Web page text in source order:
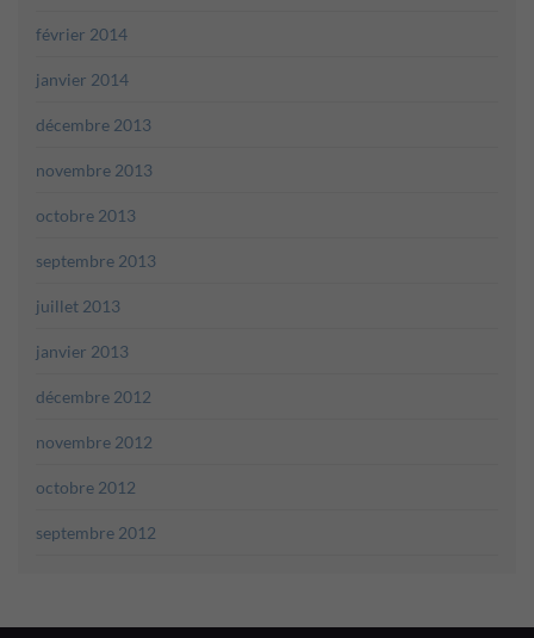
février 2014
janvier 2014
décembre 2013
novembre 2013
octobre 2013
septembre 2013
juillet 2013
janvier 2013
décembre 2012
novembre 2012
octobre 2012
septembre 2012